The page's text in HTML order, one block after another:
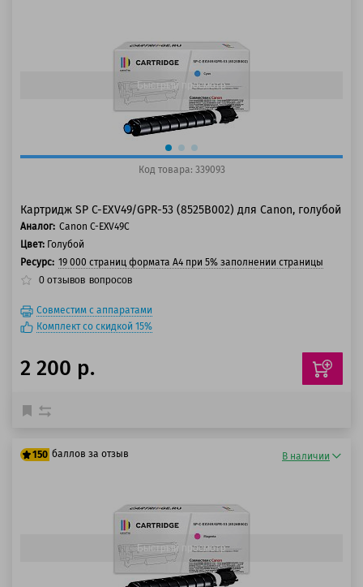
Быстрый просмотр
Код товара: 339093
Картридж SP C-EXV49/GPR-53 (8525B002) для Canon, голубой
Аналог: Canon C-EXV49C
Цвет: Голубой
Ресурс: 19 000 страниц формата А4 при 5% заполнении страницы
0 отзывов вопросов
Совместим с аппаратами
Комплект со скидкой 15%
2 200 р.
150 баллов за отзыв В наличии
Быстрый просмотр